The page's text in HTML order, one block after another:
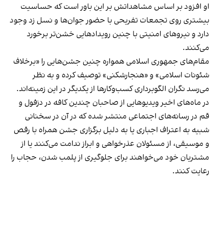
او افزود بر اساس مشاهداتش بر این باور است که حساسیت
بیشتری روی تجمعات تفریحی با حضور جوان‌ها و نسل زد وجود
دارد و نیروهای امنیتی با چنین رویدادهایی خشن‌تر برخورد
می‌کنند.
مقام‌های جمهوری اسلامی همواره چنین جشن‌هایی را «برخلاف
شئونات اسلامی» و «هنجارشکنی» توصیف کرده و به نظر
می‌رسد نگران الگوبرداری کسب‌وکارها از یکدیگر در این زمینه‌اند.
در ماه‌های اخیر ویدیوهایی از صاحبان چندین کافه در دزفول و
قم در رسانه‌های اجتماعی منتشر شده که در آن در سخنانی
شبیه به اعتراف اجباری یا به دلیل برگزاری جشن همراه با رقص
و موسیقی، از مسئولان عذرخواهی و ابراز ندامت می‌کنند یا از
مشتریان خود می‌خواهند برای جلوگیری از پلمب شدن، حجاب را
رعایت کنند.